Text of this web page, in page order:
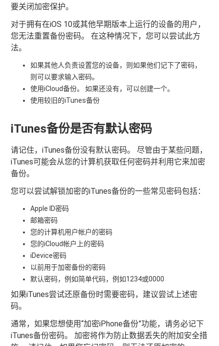
要关闭加密保护。
对于拥有在iOS 10或其他早期版本上运行的设备的用户，
您无法重置备份密码。 在这种情况下，您可以尝试此方
法。
如果其他人负责设置您的设备，则如果他们记下了密码，
则可以要求输入密码。
使用iCloud备份。 如果还没有，可以创建一个。
使用较旧的iTunes备份
iTunes备份是否有默认密码
请记住，iTunes备份没有默认密码。 尽管由于某些问题，
iTunes可能会从您的计算机获取任何密码并利用它来加密
备份。
您可以尝试解锁加密的iTunes备份的一些常见密码包括：
Apple ID密码
邮箱密码
您的计算机用户帐户的密码
您的iCloud帐户上的密码
iDevice密码
以前用于加密备份的密码
默认密码，例如简单代码，例如1234或0000
如果iTunes尝试还原备份时需要密码，建议尝试上述密
码。
通常，如果您想使用“加密iPhone备份”功能，请务必记下
iTunes备份密码。 加密将作为防止数据丢失的附加安全措